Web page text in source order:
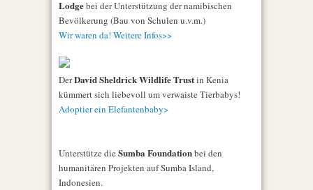
Lodgebei der Unterstützung der namibischen
Bevölkerung (Bau von Schulen u.v.m.)
Wir waren da! Weitere Infos>>
DerDavid Sheldrick Wildlife Trustin Kenia
kümmert sich liebevoll um verwaiste Tierbabys!
Adoptier ein Elefantenbaby>
Unterstütze die Sumba Foundationbei den
humanitären Projekten auf Sumba Island,
Indonesien.